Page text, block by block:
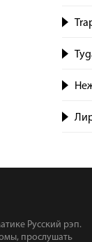
Русский рэп.
прослушать